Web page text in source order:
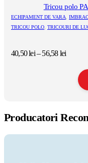
variații.
Opțiunile
pot
alese
în
Tricou polo
ECHIPAMENT DE VARA,
TRICOU POLO, TRICOURI DE
40,50lei– 56,58leiInterval
prețuri:
40,50
are
multe
Producatori